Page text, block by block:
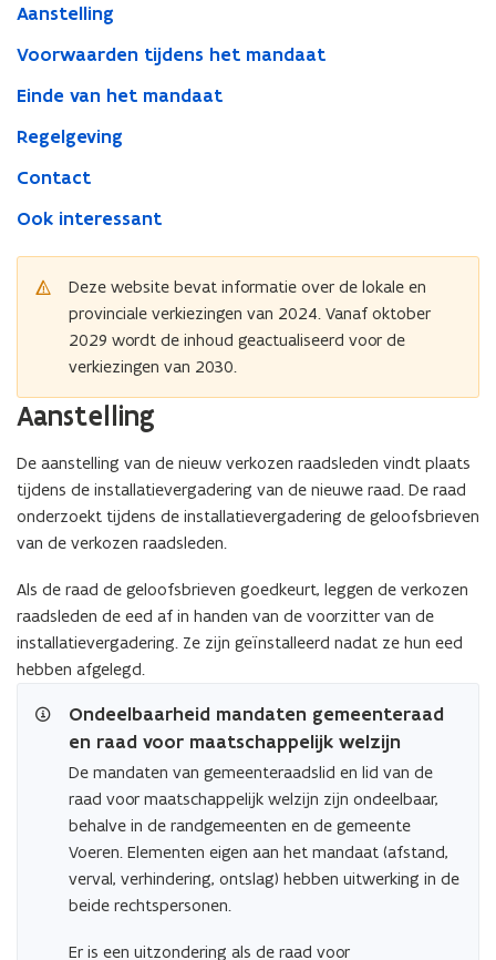
Aanstelling
Voorwaarden tijdens het mandaat
Einde van het mandaat
Regelgeving
Contact
Ook interessant
Deze website bevat informatie over de lokale en
provinciale verkiezingen van 2024. Vanaf oktober
2029 wordt de inhoud geactualiseerd voor de
verkiezingen van 2030.
Aanstelling
De aanstelling van de nieuw verkozen raadsleden vindt plaats
tijdens de installatievergadering van de nieuwe raad. De raad
onderzoekt tijdens de installatievergadering de geloofsbrieven
van de verkozen raadsleden.
Als de raad de geloofsbrieven goedkeurt, leggen de verkozen
raadsleden de eed af in handen van de voorzitter van de
installatievergadering. Ze zijn geïnstalleerd nadat ze hun eed
hebben afgelegd.
Ondeelbaarheid mandaten gemeenteraad
en raad voor maatschappelijk welzijn
De mandaten van gemeenteraadslid en lid van de
raad voor maatschappelijk welzijn zijn ondeelbaar,
behalve in de randgemeenten en de gemeente
Voeren. Elementen eigen aan het mandaat (afstand,
verval, verhindering, ontslag) hebben uitwerking in de
beide rechtspersonen.
Er is een uitzondering als de raad voor